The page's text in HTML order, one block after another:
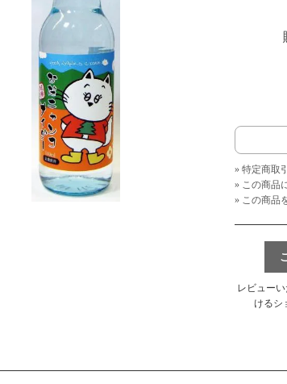
» 特定商取
» この商品
» この商品
レビュー
けるシ